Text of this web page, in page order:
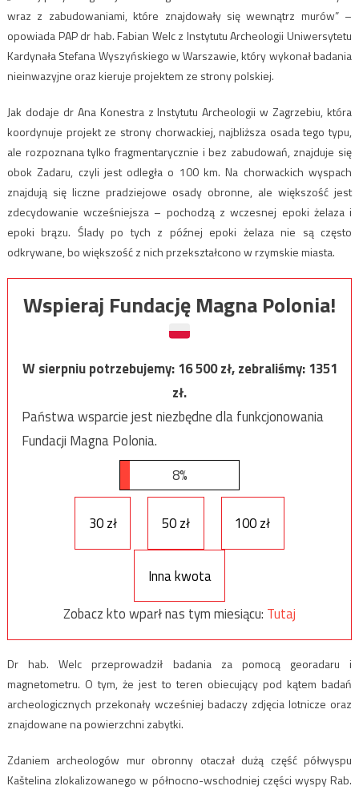
wraz z zabudowaniami, które znajdowały się wewnątrz murów” –
opowiada PAP dr hab. Fabian Welc z Instytutu Archeologii Uniwersytetu
Kardynała Stefana Wyszyńskiego w Warszawie, który wykonał badania
nieinwazyjne oraz kieruje projektem ze strony polskiej.
Jak dodaje dr Ana Konestra z Instytutu Archeologii w Zagrzebiu, która
koordynuje projekt ze strony chorwackiej, najbliższa osada tego typu,
ale rozpoznana tylko fragmentarycznie i bez zabudowań, znajduje się
obok Zadaru, czyli jest odległa o 100 km. Na chorwackich wyspach
znajdują się liczne pradziejowe osady obronne, ale większość jest
zdecydowanie wcześniejsza – pochodzą z wczesnej epoki żelaza i
epoki brązu. Ślady po tych z późnej epoki żelaza nie są często
odkrywane, bo większość z nich przekształcono w rzymskie miasta.
Wspieraj Fundację Magna Polonia!
W sierpniu potrzebujemy:16 500zł, zebraliśmy:1351
zł.
Państwa wsparcie jest niezbędne dla funkcjonowania
Fundacji Magna Polonia.
8%
30 zł 50 zł 100 zł
Inna kwota
Zobacz kto wparł nas tym miesiącu: Tutaj
Dr hab. Welc przeprowadził badania za pomocą georadaru i
magnetometru. O tym, że jest to teren obiecujący pod kątem badań
archeologicznych przekonały wcześniej badaczy zdjęcia lotnicze oraz
znajdowane na powierzchni zabytki.
Zdaniem archeologów mur obronny otaczał dużą część półwyspu
Kaštelina zlokalizowanego w północno-wschodniej części wyspy Rab.